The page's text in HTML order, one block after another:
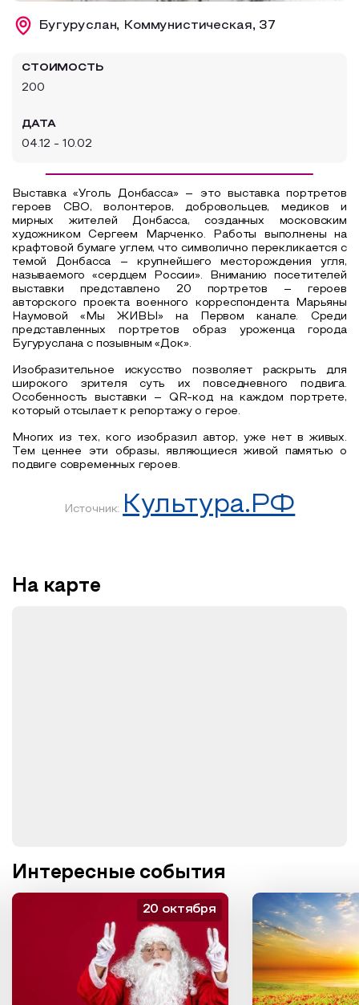
Образовательный туризм
Бугуруслан, Коммунистическая, 37
СТОИМОСТЬ
200
ДАТА
04.12 - 10.02
Выставка «Уголь Донбасса» – это выставка портретов
героев СВО, волонтеров, добровольцев, медиков и
мирных жителей Донбасса, созданных московским
художником Сергеем Марченко. Работы выполнены на
крафтовой бумаге углем, что символично перекликается с
темой Донбасса – крупнейшего месторождения угля,
называемого «сердцем России». Вниманию посетителей
выставки представлено 20 портретов – героев
авторского проекта военного корреспондента Марьяны
Наумовой «Мы ЖИВЫ» на Первом канале. Среди
представленных портретов образ уроженца города
Бугуруслана с позывным «Док».
Изобразительное искусство позволяет раскрыть для
широкого зрителя суть их повседневного подвига.
Особенность выставки – QR-код на каждом портрете,
который отсылает к репортажу о герое.
Многих из тех, кого изобразил автор, уже нет в живых.
Тем ценнее эти образы, являющиеся живой памятью о
подвиге современных героев.
Источник: Культура.РФ
На карте
Интересные события
20 октября